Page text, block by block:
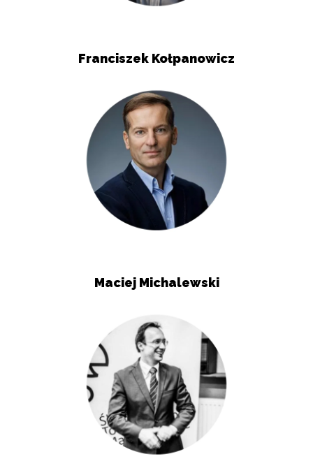
Franciszek Kołpanowicz
Maciej Michalewski
Zapisz moje preferencje
Akceptuj wszystko